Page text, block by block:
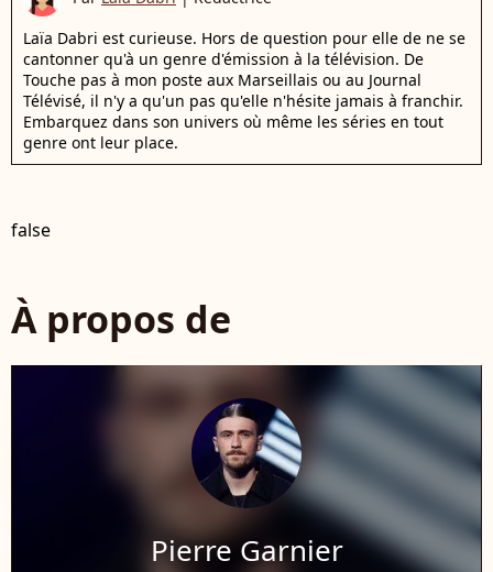
Laïa Dabri est curieuse. Hors de question pour elle de ne se
cantonner qu'à un genre d'émission à la télévision. De
Touche pas à mon poste aux Marseillais ou au Journal
Télévisé, il n'y a qu'un pas qu'elle n'hésite jamais à franchir.
Embarquez dans son univers où même les séries en tout
genre ont leur place.
false
À propos de
Pierre Garnier